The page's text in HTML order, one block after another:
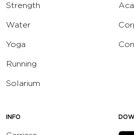
Strength
Water
Yoga
Running
Solarium
INFO